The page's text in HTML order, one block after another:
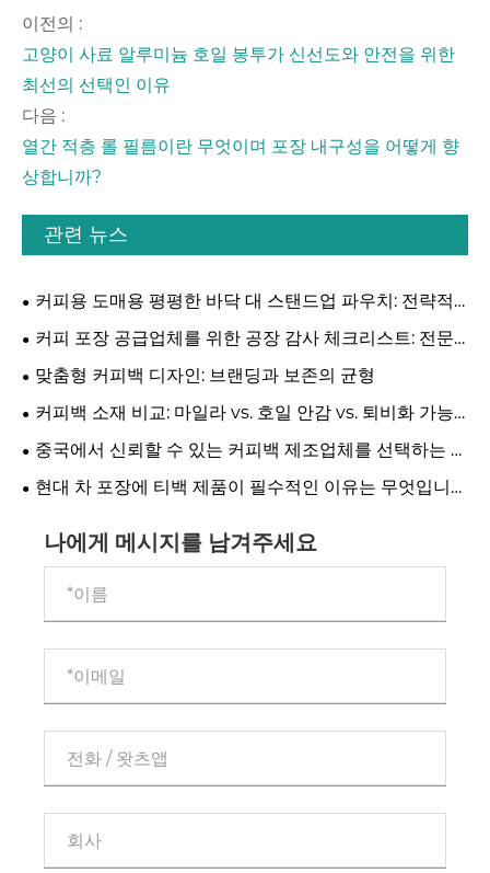
이전의 :
고양이 사료 알루미늄 호일 봉투가 신선도와 안전을 위한
최선의 선택인 이유
다음 :
열간 적층 롤 필름이란 무엇이며 포장 내구성을 어떻게 향
상합니까?
관련 뉴스
커피용 도매용 평평한 바닥 대 스탠드업 파우치: 전략적
비교 TDK:
커피 포장 공급업체를 위한 공장 감사 체크리스트: 전문
B2B 가이드
맞춤형 커피백 디자인: 브랜딩과 보존의 균형
커피백 소재 비교: 마일라 vs. 호일 안감 vs. 퇴비화 가능
한 커피백
중국에서 신뢰할 수 있는 커피백 제조업체를 선택하는 방
법
현대 차 포장에 티백 제품이 필수적인 이유는 무엇입니
나에게 메시지를 남겨주세요